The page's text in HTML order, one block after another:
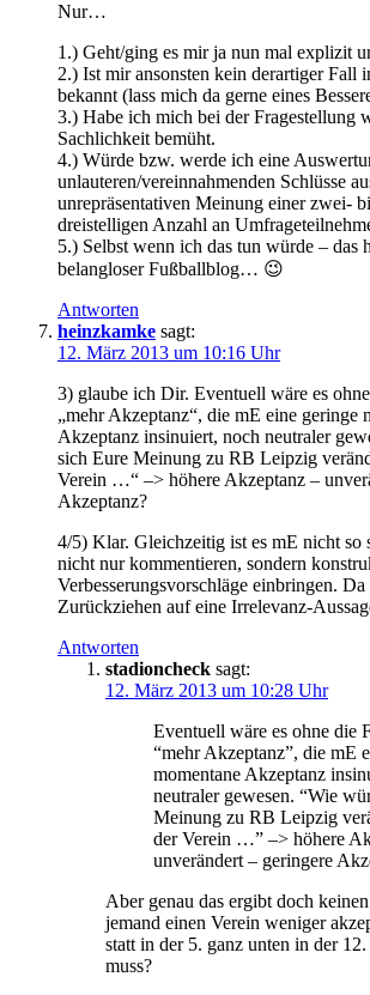
Nur…
1.) Geht/ging es mir ja nun mal explizit
2.) Ist mir ansonsten kein derartiger Fall
bekannt (lass mich da gerne eines
3.) Habe ich mich bei der Fragestellung
Sachlichkeit bemüht.
4.) Würde bzw. werde ich eine
unlauteren/vereinnahmenden Schlüsse
unrepräsentativen Meinung einer zwei-
dreistelligen Anzahl an
5.) Selbst wenn ich das tun würde – das
belangloser Fußballblog… 😉
Antworten
heinzkamke sagt:
12. März 2013 um 10:16 Uhr
3) glaube ich Dir. Eventuell wäre es
„mehr Akzeptanz“, die mE eine geringe
Akzeptanz insinuiert, noch neutraler
sich Eure Meinung zu RB Leipzig
Verein …“ –> höhere Akzeptanz –
Akzeptanz?
4/5) Klar. Gleichzeitig ist es mE nicht so
nicht nur kommentieren, sondern
Verbesserungsvorschläge einbringen.
Zurückziehen auf eine Irrelevanz-
Antworten
stadioncheck sagt:
12. März 2013 um 10:28 Uhr
Eventuell wäre es ohne die
“mehr Akzeptanz”, die mE
momentane Akzeptanz
neutraler gewesen. “Wie
Meinung zu RB Leipzig
der Verein …” –> höhere
unverändert – geringere
Aber genau das ergibt doch
jemand einen Verein weniger
statt in der 5. ganz unten in der
muss?